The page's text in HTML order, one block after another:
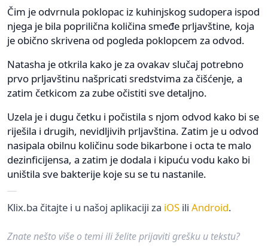
Čim je odvrnula poklopac iz kuhinjskog sudopera ispod
njega je bila poprilična količina smeđe prljavštine, koja
je obično skrivena od pogleda poklopcem za odvod.
Natasha je otkrila kako je za ovakav slučaj potrebno
prvo prljavštinu našpricati sredstvima za čišćenje, a
zatim četkicom za zube očistiti sve detaljno.
Uzela je i dugu četku i počistila s njom odvod kako bi se
riješila i drugih, nevidljivih prljavština. Zatim je u odvod
nasipala obilnu količinu sode bikarbone i octa te malo
dezinficijensa, a zatim je dodala i kipuću vodu kako bi
uništila sve bakterije koje su se tu nastanile.
Klix.ba čitajte i u našoj aplikaciji za iOS ili Android.
Znate nešto više o temi ili želite prijaviti grešku u tekstu?